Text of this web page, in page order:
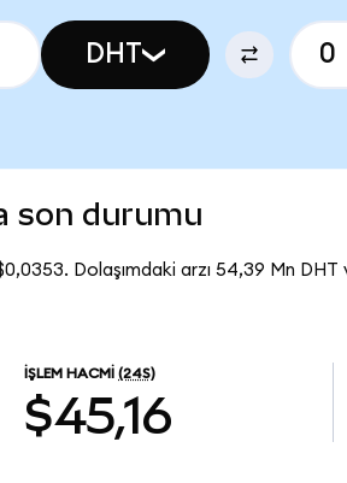
DHT
son durumu
Dolaşımdaki arzı 54,39 Mn
İŞLEM HACMI (24S)
$45,16